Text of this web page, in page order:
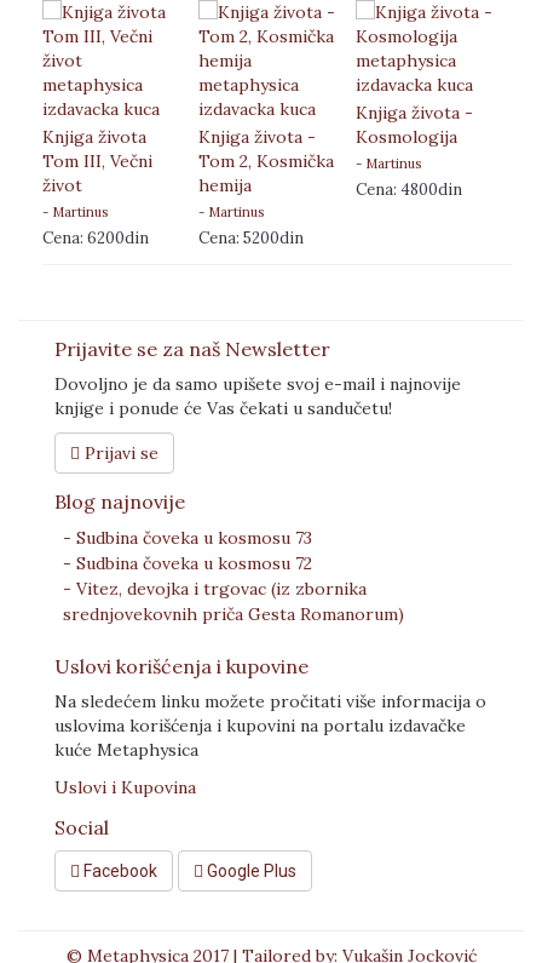
Knjiga života
Tom III, Večni
život
- Martinus
Cena: 6200din
Knjiga života -
Tom 2, Kosmička
hemija
- Martinus
Cena: 5200din
Knjiga života -
Kosmologija
- Martinus
Cena: 4800din
Prijavite se za naš Newsletter
Dovoljno je da samo upišete svoj e-mail i najnovije
knjige i ponude će Vas čekati u sandučetu!
Prijavi se
Blog najnovije
- Sudbina čoveka u kosmosu 73
- Sudbina čoveka u kosmosu 72
- Vitez, devojka i trgovac (iz zbornika
srednjovekovnih priča Gesta Romanorum)
Uslovi korišćenja i kupovine
Na sledećem linku možete pročitati više informacija o
uslovima korišćenja i kupovini na portalu izdavačke
kuće Metaphysica
Uslovi i Kupovina
Social
Facebook Google Plus
© Metaphysica 2017 | Tailored by: Vukašin Jocković